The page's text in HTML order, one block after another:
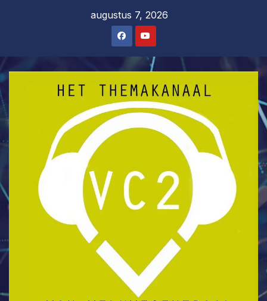
augustus 7, 2026